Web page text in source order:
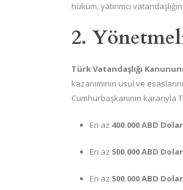
hüküm, yatırımcı
2.
Türk Vatandaşlığı
kazanımının usul ve
Cumhurbaşkanının kararıyla
En az 400.000 ABD
En az 500.000 ABD
En az 500.000 ABD